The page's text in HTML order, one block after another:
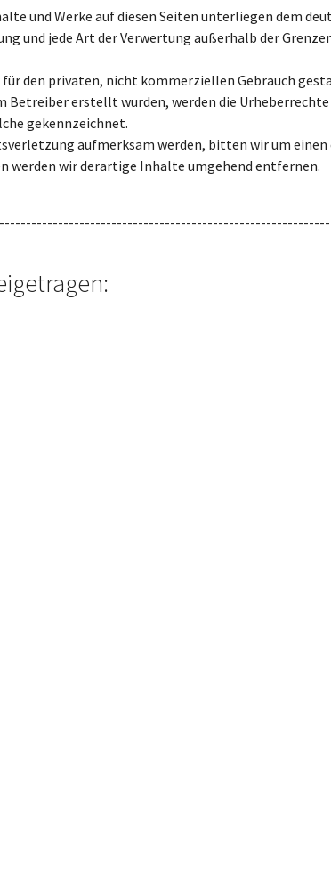
und Werke auf diesen Seiten unterliegen dem
und jede Art der Verwertung außerhalb der
für den privaten, nicht kommerziellen Gebrauch
Betreiber erstellt wurden, werden die
gekennzeichnet.
aufmerksam werden, bitten wir um einen
werden wir derartige Inhalte umgehend entfernen.